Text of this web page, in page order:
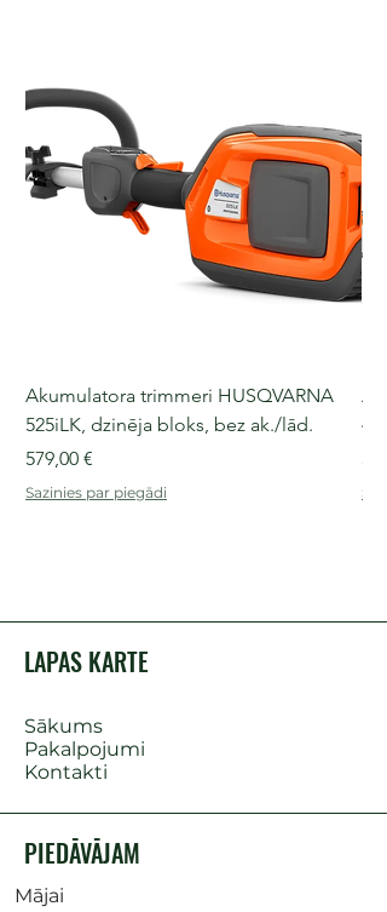
Akumulatora trimmeri HUSQVARNA
525iLK, dzinēja bloks, bez ak./lād.
Cena
579,00 €
Sazinies par piegādi
LAPAS KARTE
Sākums
Pakalpojumi
Kontakti
PIEDĀVĀJAM
Mājai